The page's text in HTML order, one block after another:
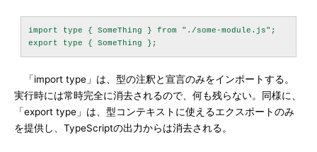
import type { SomeThing } from "./some-module.js";
「import type」は、型の注釈と宣言のみをインポートする。
実行時には常時完全に消去されるので、何も残らない。同様に、
「export type」は、型コンテキストに使えるエクスポートのみ
を提供し、TypeScriptの出力からは消去される。